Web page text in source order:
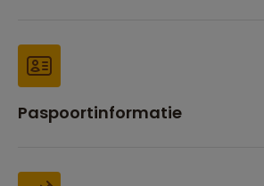
Paspoortinformatie